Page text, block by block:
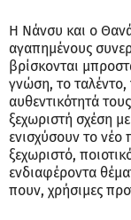
Η Νάνσυ και ο
αγαπημένους
βρίσκονται
γνώση, το ταλέντο,
αυθεντικότητά
ξεχωριστή σχέση
ενισχύσουν το
ξεχωριστό,
ενδιαφέροντα
πουν, χρήσιμες